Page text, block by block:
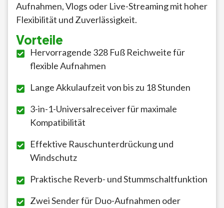
Aufnahmen, Vlogs oder Live-Streaming mit hoher
Flexibilität und Zuverlässigkeit.
Vorteile
Hervorragende 328 Fuß Reichweite für
flexible Aufnahmen
Lange Akkulaufzeit von bis zu 18 Stunden
3-in-1-Universalreceiver für maximale
Kompatibilität
Effektive Rauschunterdrückung und
Windschutz
Praktische Reverb- und Stummschaltfunktion
Zwei Sender für Duo-Aufnahmen oder